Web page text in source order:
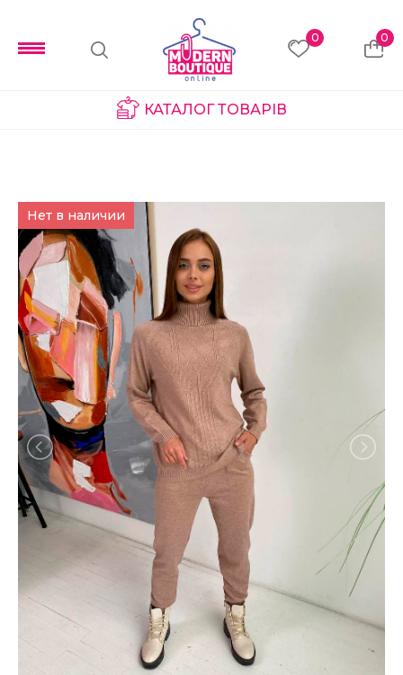
0 0
КАТАЛОГ ТОВАРІВ
Нет в наличии